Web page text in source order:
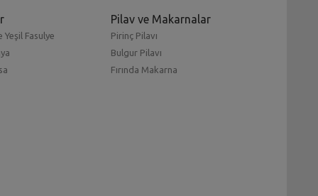
Yeşil Fasulye
Pilav ve Makarnalar
Pirinç Pilavı
Bulgur Pilavı
Fırında Makarna